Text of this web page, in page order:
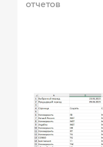
отчетов